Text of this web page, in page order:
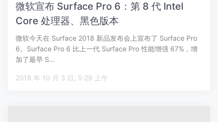
微软宣布 Surface Pro 6：第 8 代 Intel
Core 处理器、黑色版本
微软今天在 Surface 2018 新品发布会上宣布了 Surface Pro
6。Surface Pro 6 比上一代 Surface Pro 性能增强 67%，增
加了最早 S…
2018 年 10 月 3 日, 5:29 上午